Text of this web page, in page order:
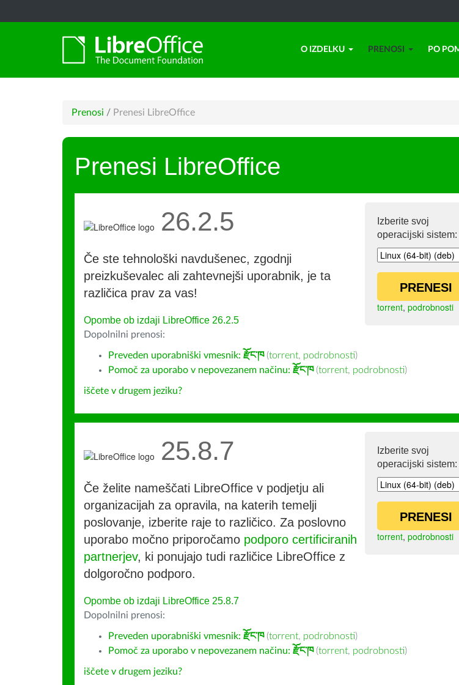
O IZDELKU PRENOSI PO
Prenosi / Prenesi LibreOffice
Prenesi LibreOffice
Izberite svoj
operacijski sistem:
PRENESI
torrent, podrobnosti
26.2.5
Če ste tehnološki navdušenec, zgodnji
preizkuševalec ali zahtevnejši uporabnik, je ta
različica prav za vas!
Opombe ob izdaji LibreOffice 26.2.5
Dopolnilni prenosi:
Preveden uporabniški vmesnik: རྫོང་ཁ (torrent, podrobnosti)
Pomoč za uporabo v nepovezanem načinu: རྫོང་ཁ (torrent, podrobnosti)
iščete v drugem jeziku?
Izberite svoj
operacijski sistem:
PRENESI
torrent, podrobnosti
25.8.7
Če želite nameščati LibreOffice v podjetju ali
organizacijah za opravila, na katerih temelji
poslovanje, izberite raje to različico. Za poslovno
uporabo močno priporočamo podporo certificiranih
partnerjev, ki ponujajo tudi različice LibreOffice z
dolgoročno podporo.
Opombe ob izdaji LibreOffice 25.8.7
Dopolnilni prenosi:
Preveden uporabniški vmesnik: རྫོང་ཁ (torrent, podrobnosti)
Pomoč za uporabo v nepovezanem načinu: རྫོང་ཁ (torrent, podrobnosti)
iščete v drugem jeziku?